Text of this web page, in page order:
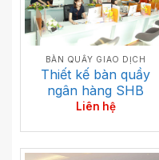
BÀN QUẦY GIAO DỊCH
Thiết kế bàn quầy
ngân hàng SHB
Liên hệ